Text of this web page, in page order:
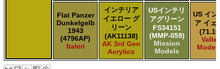
Flat Panzer
Dunkelgelb
1943
(4796AP)
Italeri
インテリア
イエロー グ
リーン
(AK11138)
AK 3rd Gen
Acrylics
USインテリ
アグリーン
FS34151
(MMP-059)
Mission
Models
US イン
ア イェ
Model